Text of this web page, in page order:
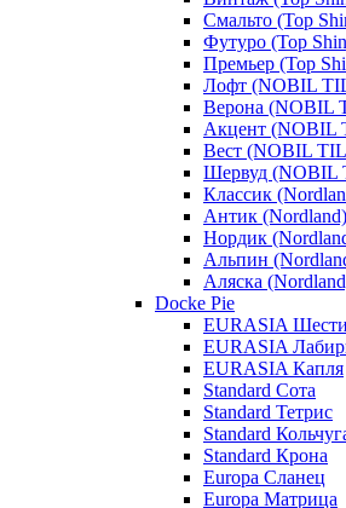
Смальто (Top
Футуро (Top
Премьер (Top
Лофт (NOBIL
Верона (NOBIL
Акцент (NOBIL
Вест (NOBIL
Шервуд (NOBIL
Классик
Антик (Nordland)
Нордик
Альпин
Аляска
Docke Pie
EURASIA
EURASIA
EURASIA Капля
Standard Сота
Standard Тетрис
Standard
Standard Крона
Europa Сланец
Europa Матрица